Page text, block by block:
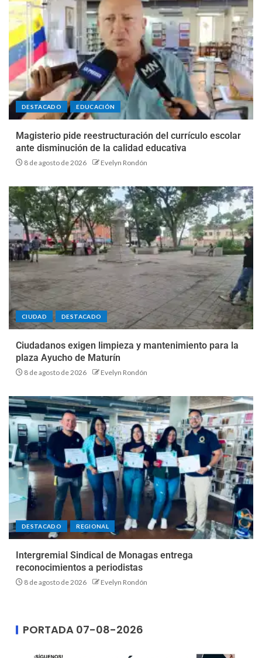
DESTACADO EDUCACIÓN
Magisterio pide reestructuración del currículo escolar
ante disminución de la calidad educativa
8 de agosto de 2026 Evelyn Rondón
CIUDAD DESTACADO
Ciudadanos exigen limpieza y mantenimiento para la
plaza Ayucho de Maturín
8 de agosto de 2026 Evelyn Rondón
DESTACADO REGIONAL
Intergremial Sindical de Monagas entrega
reconocimientos a periodistas
8 de agosto de 2026 Evelyn Rondón
PORTADA 07-08-2026